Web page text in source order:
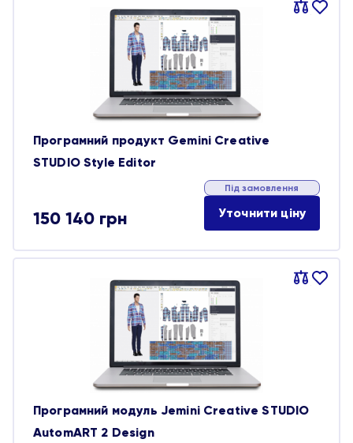
Порівняти
В
Програмний продукт Gemini Creative
STUDIO Style Editor
150 140 грн
Під замовлення
Уточнити ціну
Порівняти
В
Програмний модуль Jemini Creative STUDIO
AutomART 2 Design